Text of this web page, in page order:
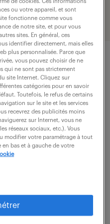
!
à nous mettre en
la productivité, la
même la paresse de
qu’on soit
nos gênes nous
des machines est bel et
du moindre
de cookies. Ces informations
ou votre appareil, et sont
fonctionne comme vous
de notre site, et pour vous
sites. En général, ces
identifier directement, mais elles
plus personnalisée. Parce que
vous pouvez choisir de ne
qui ne sont pas strictement
site Internet. Cliquez sur
catégories pour en savoir
Toutefois, le refus de certains
sur le site et les services
recevrez des publicités moins
sur Internet, vous ne
réseaux sociaux, etc.). Vous
modifier votre paramétrage à tout
bas et à gauche de votre